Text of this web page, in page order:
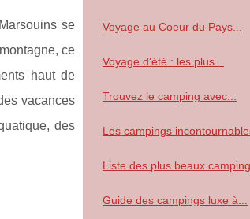
se
ce
haut de
vacances
des
Voyage au Coeur du Pays...
Voyage d'été : les plus...
Trouvez le camping avec...
Les campings
Liste des plus beaux
Guide des campings luxe à...